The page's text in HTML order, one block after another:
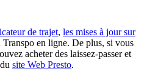
de trajet, les mises à jour sur
Transpo en ligne. De plus, si vous
acheter des laissez-passer et
site Web Presto.